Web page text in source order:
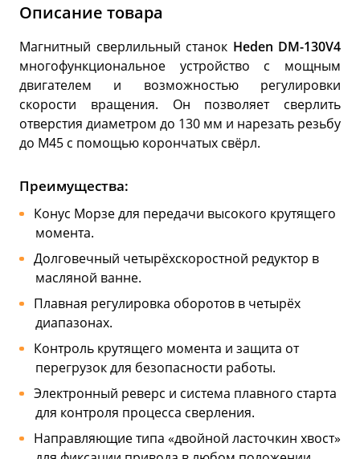
Описание товара
Магнитный сверлильный станок Heden DM-130V4
многофункциональное устройство с мощным
двигателем и возможностью регулировки
скорости вращения. Он позволяет сверлить
отверстия диаметром до 130 мм и нарезать резьбу
до М45 с помощью корончатых свёрл.
Преимущества:
Конус Морзе для передачи высокого крутящего
момента.
Долговечный четырёхскоростной редуктор в
масляной ванне.
Плавная регулировка оборотов в четырёх
диапазонах.
Контроль крутящего момента и защита от
перегрузок для безопасности работы.
Электронный реверс и система плавного старта
для контроля процесса сверления.
Направляющие типа «двойной ласточкин хвост»